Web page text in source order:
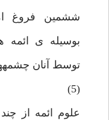
ششمين فروغ
بوسيله ى
توسط آنان
(5)
علوم ائمه از